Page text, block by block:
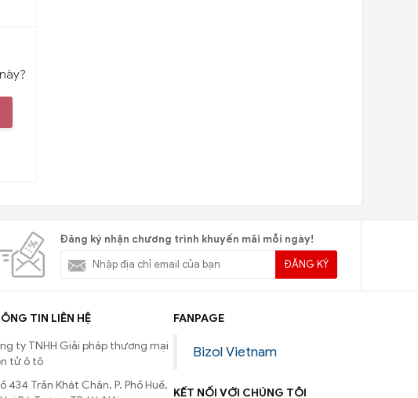
Đăng ký nhận chương trình khuyến mãi mỗi ngày!
ĐĂNG KÝ
TIN LIÊN HỆ
ty TNHH Giải pháp thương mại
tử ô tô
434 Trần Khát Chân, P. Phố Huế,
FANPAGE
Bizol Vietnam
KẾT NỐI VỚI CHÚNG TÔI